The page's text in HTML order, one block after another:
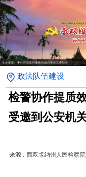
政法队伍建设
检警协作提质
受邀到公安机
来源 : 西双版纳州人民检察院